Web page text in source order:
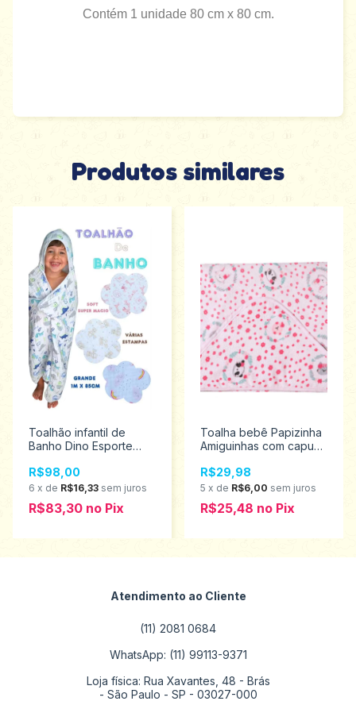
Contém 1 unidade 80 cm x 80 cm.
Produtos similares
Toalhão infantil de
Banho Dino Esporte
com Capuz 0923
R$98,00
6 x de R$16,33 sem juros
R$83,30 no Pix
Toalha bebê Papizinha
Amiguinhas com capuz
R$29,98
5 x de R$6,00 sem juros
R$25,48 no Pix
Atendimento ao Cliente
(11) 2081 0684
WhatsApp: (11) 99113-9371
Loja física: Rua Xavantes, 48 - Brás
- São Paulo - SP - 03027-000